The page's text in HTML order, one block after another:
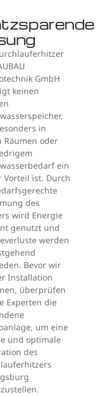
GmbH
keinen
in
Räumen oder
ein
Vorteil ist. Durch
des
wird Energie
genutzt und
werden
Bevor wir
Installation
überprüfen
Experten die
um eine
und optimale
des